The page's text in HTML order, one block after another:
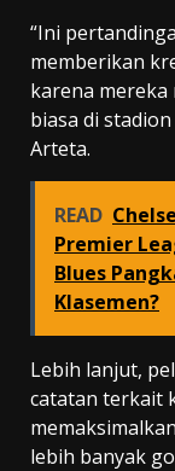
“Ini
memberikan
karena
biasa di
Arteta.
READ
Premier
Blues
Klasemen?
Lebih lanjut,
catatan terkait
lebih banyak